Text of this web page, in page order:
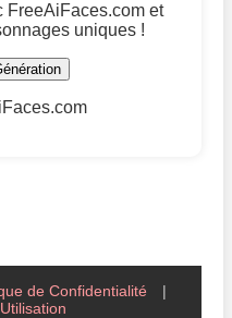
FreeAiFaces.com et
uniques !
de Confidentialité
|